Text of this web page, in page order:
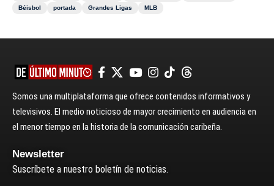
Béisbol
portada Grandes Ligas MLB
Somos una multiplataforma que ofrece contenidos informativos y
televisivos. El medio noticioso de mayor crecimiento en audiencia en
el menor tiempo en la historia de la comunicación caribeña.
Newsletter
Suscríbete a nuestro boletín de noticias.